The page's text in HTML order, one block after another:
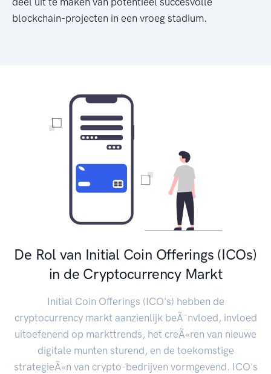
blockchain-projecten in een vroeg stadium.
De Rol van Initial Coin Offerings (ICOs)
in de Cryptocurrency Markt
Initial Coin Offerings (ICO's) hebben de
cryptocurrency markt aanzienlijk beÃ¯nvloed, invloed
uitoefenend op markttrends, het creÃ«ren van nieuwe
digitale munten sturend, en de toekomstige
strategieÃ«n van crypto-bedrijven vormgevend. ICO's